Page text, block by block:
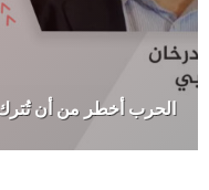
الحرب أخطر من أن تُترك